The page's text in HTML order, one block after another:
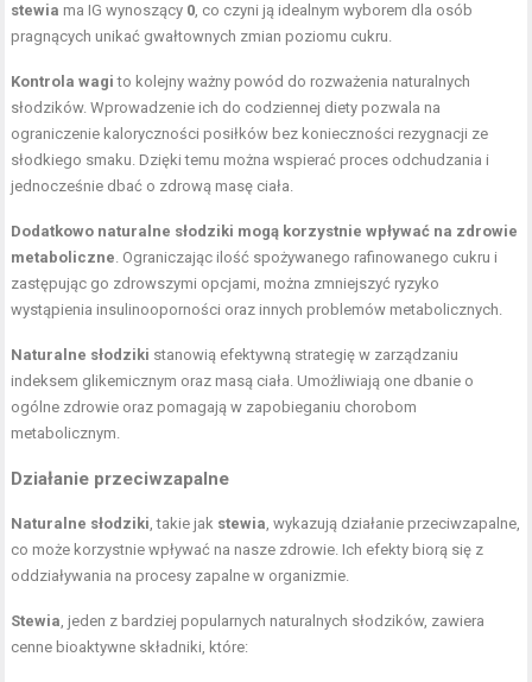
stewia ma IG wynoszący 0, co czyni ją idealnym wyborem dla osób
pragnących unikać gwałtownych zmian poziomu cukru.
Kontrola wagi to kolejny ważny powód do rozważenia naturalnych
słodzików. Wprowadzenie ich do codziennej diety pozwala na
ograniczenie kaloryczności posiłków bez konieczności rezygnacji ze
słodkiego smaku. Dzięki temu można wspierać proces odchudzania i
jednocześnie dbać o zdrową masę ciała.
Dodatkowo naturalne słodziki mogą korzystnie wpływać na zdrowie
metaboliczne. Ograniczając ilość spożywanego rafinowanego cukru i
zastępując go zdrowszymi opcjami, można zmniejszyć ryzyko
wystąpienia insulinooporności oraz innych problemów metabolicznych.
Naturalne słodziki stanowią efektywną strategię w zarządzaniu
indeksem glikemicznym oraz masą ciała. Umożliwiają one dbanie o
ogólne zdrowie oraz pomagają w zapobieganiu chorobom
metabolicznym.
Działanie przeciwzapalne
Naturalne słodziki, takie jak stewia, wykazują działanie przeciwzapalne,
co może korzystnie wpływać na nasze zdrowie. Ich efekty biorą się z
oddziaływania na procesy zapalne w organizmie.
Stewia, jeden z bardziej popularnych naturalnych słodzików, zawiera
cenne bioaktywne składniki, które: